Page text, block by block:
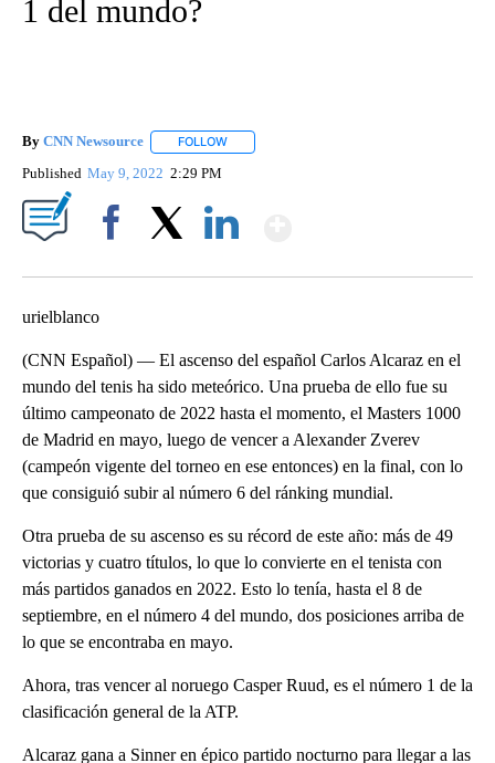
1 del mundo?
By CNN Newsource FOLLOW
Published May 9, 2022 2:29 PM
urielblanco
(CNN Español) — El ascenso del español Carlos Alcaraz en el
mundo del tenis ha sido meteórico. Una prueba de ello fue su
último campeonato de 2022 hasta el momento, el Masters 1000
de Madrid en mayo, luego de vencer a Alexander Zverev
(campeón vigente del torneo en ese entonces) en la final, con lo
que consiguió subir al número 6 del ránking mundial.
Otra prueba de su ascenso es su récord de este año: más de 49
victorias y cuatro títulos, lo que lo convierte en el tenista con
más partidos ganados en 2022. Esto lo tenía, hasta el 8 de
septiembre, en el número 4 del mundo, dos posiciones arriba de
lo que se encontraba en mayo.
Ahora, tras vencer al noruego Casper Ruud, es el número 1 de la
clasificación general de la ATP.
Alcaraz gana a Sinner en épico partido nocturno para llegar a las